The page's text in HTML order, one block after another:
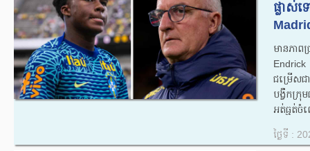
ផ្លាស់​
មានភាព
Endrick
ជម្រើស
បង្វឹក​ក្រុ
អត់ធ្មត់​ចំ
ថ្ងៃទី :